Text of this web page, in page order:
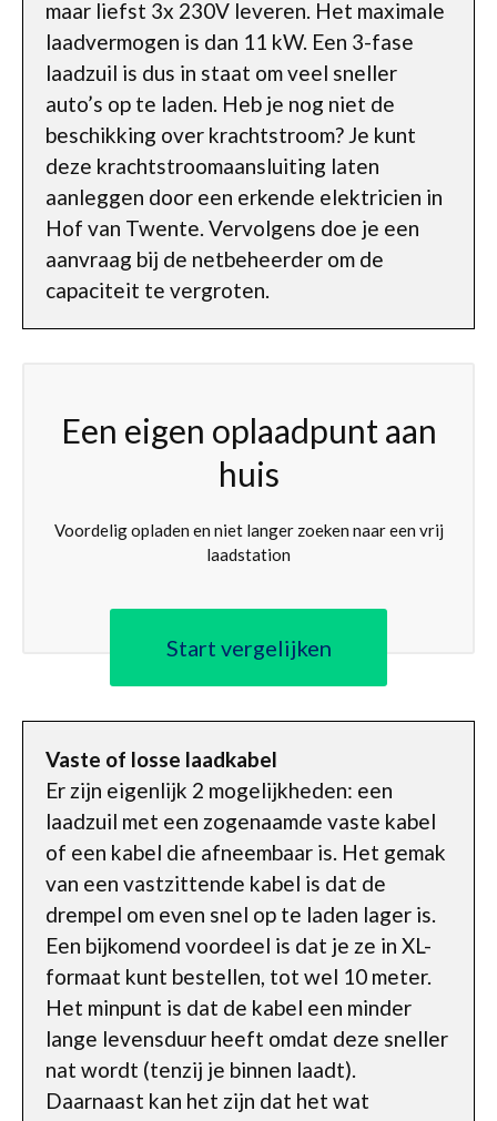
maar liefst 3x 230V leveren. Het maximale
laadvermogen is dan 11 kW. Een 3-fase
laadzuil is dus in staat om veel sneller
auto’s op te laden. Heb je nog niet de
beschikking over krachtstroom? Je kunt
deze krachtstroomaansluiting laten
aanleggen door een erkende elektricien in
Hof van Twente. Vervolgens doe je een
aanvraag bij de netbeheerder om de
capaciteit te vergroten.
Een eigen oplaadpunt aan
huis
Voordelig opladen en niet langer zoeken naar een vrij
laadstation
Start vergelijken
Vaste of losse laadkabel
Er zijn eigenlijk 2 mogelijkheden: een
laadzuil met een zogenaamde vaste kabel
of een kabel die afneembaar is. Het gemak
van een vastzittende kabel is dat de
drempel om even snel op te laden lager is.
Een bijkomend voordeel is dat je ze in XL-
formaat kunt bestellen, tot wel 10 meter.
Het minpunt is dat de kabel een minder
lange levensduur heeft omdat deze sneller
nat wordt (tenzij je binnen laadt).
Daarnaast kan het zijn dat het wat